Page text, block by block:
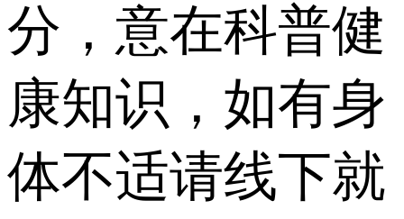
分，意在科普健
康知识，如有身
体不适请线下就